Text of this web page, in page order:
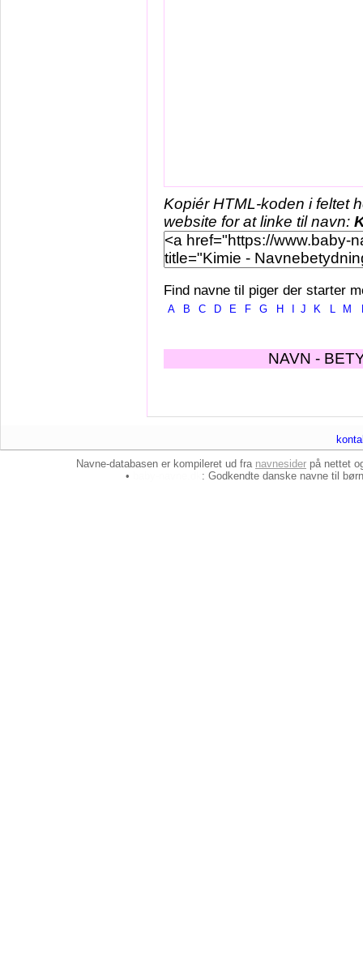
Kopiér HTML-koden i feltet
website for at linke til navn:
Find navne til piger der starter
A B C D E F G H J K L M
NAVN -
Navne-databasen er kompileret ud fra navnesider på nettet
•
: Godkendte danske navne til børn